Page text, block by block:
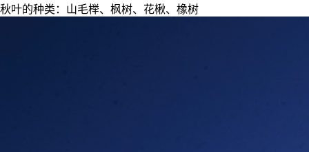
秋叶的种类：山毛榉、枫树、花楸、橡树